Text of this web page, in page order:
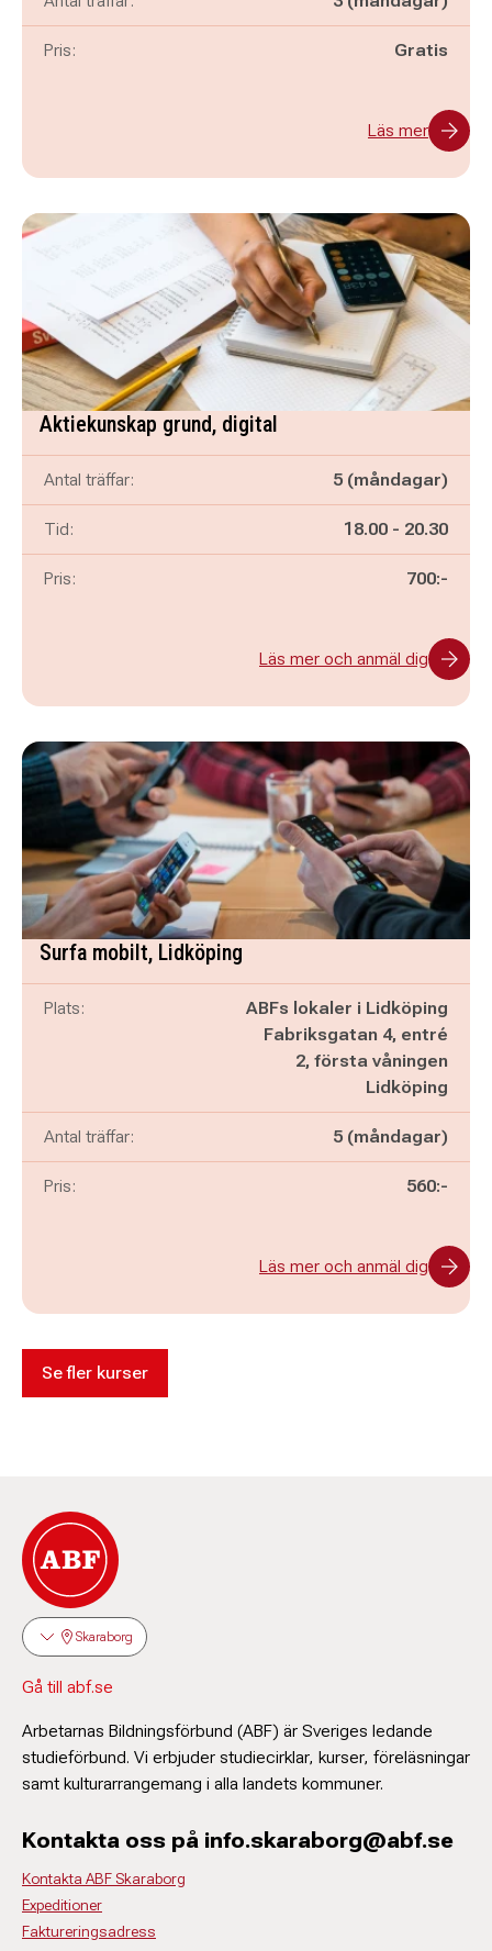
Pris: Gratis
Läs mer
Aktiekunskap grund, digital
Antal träffar: 5 (måndagar)
Tid: Pågår mellan
18.00 - och
20.30
Pris: 700:-
Läs mer och anmäl dig
Surfa mobilt, Lidköping
Plats:
ABFs lokaler i Lidköping
Fabriksgatan 4, entré
2, första våningen
Lidköping
Antal träffar: 5 (måndagar)
Pris: 560:-
Läs mer och anmäl dig
Se fler kurser
Skaraborg
Gå till abf.se
Arbetarnas Bildningsförbund (ABF) är Sveriges ledande
studieförbund. Vi erbjuder studiecirklar, kurser, föreläsningar
samt kulturarrangemang i alla landets kommuner.
Kontakta oss på info.skaraborg@abf.se
Kontakta ABF Skaraborg
Expeditioner
Faktureringsadress